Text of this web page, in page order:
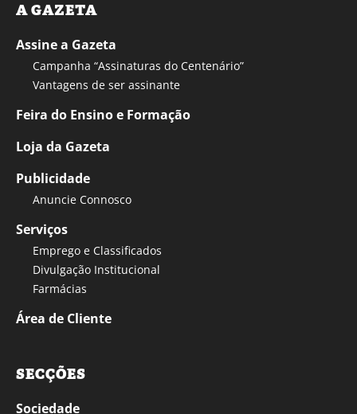
A GAZETA
Assine a Gazeta
Campanha “Assinaturas do Centenário”
Vantagens de ser assinante
Feira do Ensino e Formação
Loja da Gazeta
Publicidade
Anuncie Connosco
Serviços
Emprego e Classificados
Divulgação Institucional
Farmácias
Área de Cliente
SECÇÕES
Sociedade